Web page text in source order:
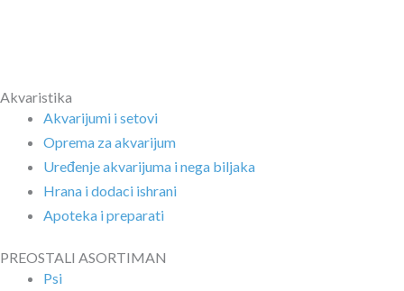
Akvaristika
Akvarijumi i setovi
Oprema za akvarijum
Uređenje akvarijuma i nega biljaka
Hrana i dodaci ishrani
Apoteka i preparati
PREOSTALI ASORTIMAN
Psi